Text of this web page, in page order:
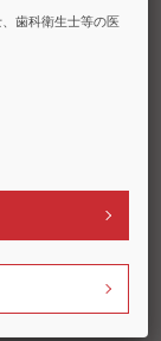
歯
ラシ チェア
ドボックス
歯科衛生士等の医